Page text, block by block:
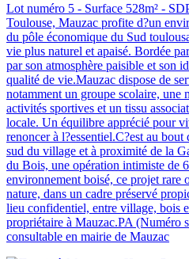
Lot numéro 5 - Surface 528m² -
Toulouse, Mauzac profite d?un
du pôle économique du Sud
vie plus naturel et apaisé. Bordée
par son atmosphère paisible et son
qualité de vie.Mauzac dispose de
notamment un groupe scolaire, une
activités sportives et un tissu
locale. Un équilibre apprécié pour
renoncer à l?essentiel.C?est au bout
sud du village et à proximité de la
du Bois, une opération intimiste de
environnement boisé, ce projet rare
nature, dans un cadre préservé
lieu confidentiel, entre village, bois
propriétaire à Mauzac.PA (Numéro
consultable en mairie de Mauzac